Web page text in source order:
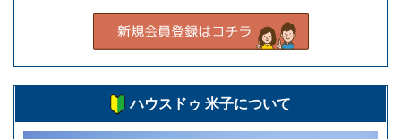
ハウスドゥ 米子について